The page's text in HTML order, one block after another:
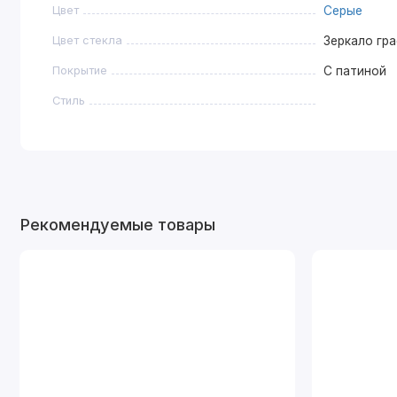
Цвет Серые
Цвет стекла Зеркало
Покрытие С патиной
Стиль
Рекомендуемые товары